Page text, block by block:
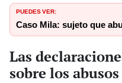
PUEDES VER:
Caso Mila: sujeto que
Las
sobre los